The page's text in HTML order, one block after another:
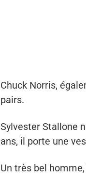
Chuck Norris,
pairs.
Sylvester Stallone
ans, il porte une
Un très bel